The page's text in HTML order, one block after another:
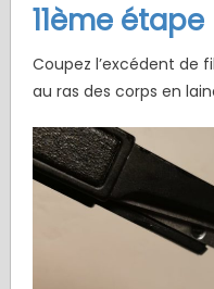
11ème étape
Coupez l’excédent de
au ras des corps en